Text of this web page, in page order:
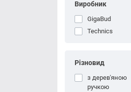
Виробник
GigaBud
Technics
Різновид
з дерев'яною
ручкою